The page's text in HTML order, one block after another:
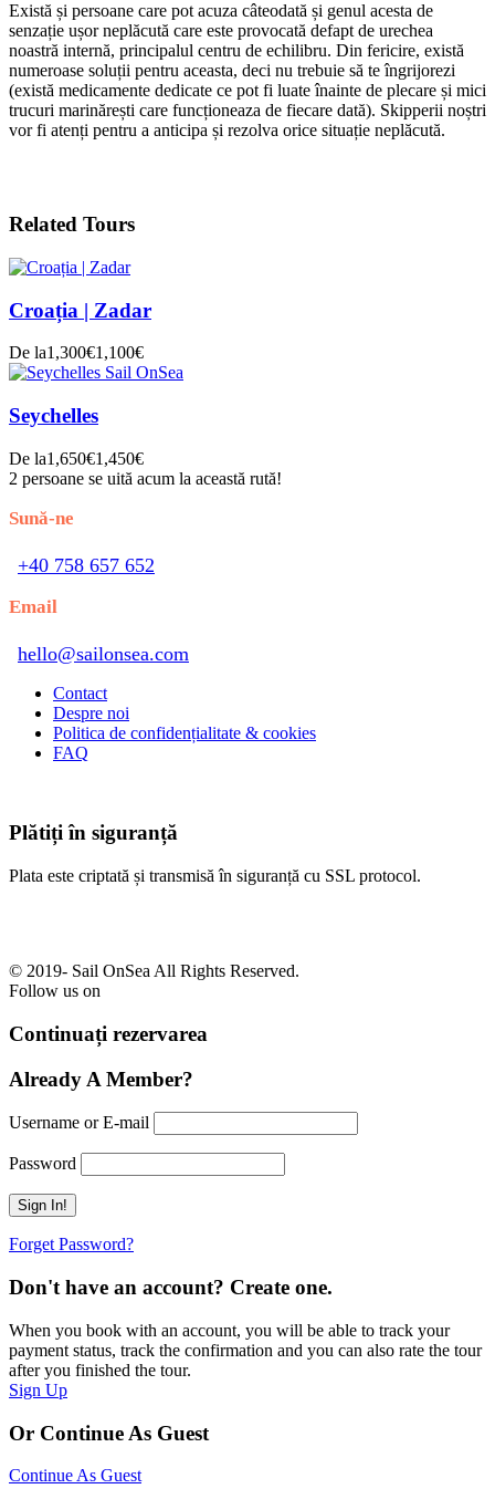
Există și persoane care pot acuza câteodată și genul acesta de
senzație ușor neplăcută care este provocată defapt de urechea
noastră internă, principalul centru de echilibru. Din fericire, există
numeroase soluții pentru aceasta, deci nu trebuie să te îngrijorezi
(există medicamente dedicate ce pot fi luate înainte de plecare și mici
trucuri marinărești care funcționeaza de fiecare dată). Skipperii noștri
vor fi atenți pentru a anticipa și rezolva orice situație neplăcută.
Related Tours
Croația | Zadar
De la1,300€1,100€
Seychelles
De la1,650€1,450€
2 persoane se uită acum la această rută!
Sună-ne
+40 758 657 652
Email
hello@sailonsea.com
Contact
Despre noi
Politica de confidențialitate & cookies
FAQ
Plătiți în siguranță
Plata este criptată și transmisă în siguranță cu SSL protocol.
© 2019- Sail OnSea All Rights Reserved.
Follow us on
Continuați rezervarea
Already A Member?
Username or E-mail
Password
Forget Password?
Don't have an account? Create one.
When you book with an account, you will be able to track your
payment status, track the confirmation and you can also rate the tour
after you finished the tour.
Sign Up
Or Continue As Guest
Continue As Guest